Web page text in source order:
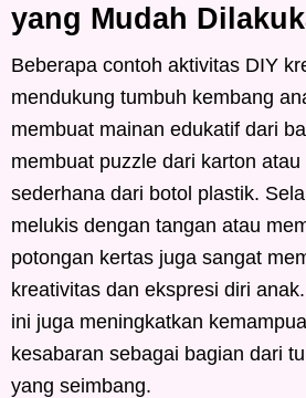
yang Mudah
Beberapa contoh aktivitas DIY
mendukung tumbuh kembang
membuat mainan edukatif dari
membuat puzzle dari karton
sederhana dari botol plastik.
melukis dengan tangan atau
potongan kertas juga sangat
kreativitas dan ekspresi diri
ini juga meningkatkan
kesabaran sebagai bagian dari
yang seimbang.